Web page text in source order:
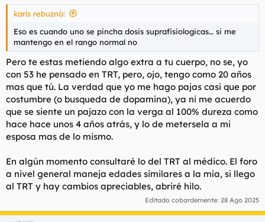
karls rebuznó:
Eso es cuando uno se pincha dosis suprafisiologicas… si me
mantengo en el rango normal no
Pero te estas metiendo algo extra a tu cuerpo, no se, yo
con 53 he pensado en TRT, pero, ojo, tengo como 20 años
mas que tú. La verdad que yo me hago pajas casi que por
costumbre (o busqueda de dopamina), ya ni me acuerdo
que se siente un pajazo con la verga al 100% dureza como
hace hace unos 4 años atrás, y lo de metersela a mi
esposa mas de lo mismo.
En algún momento consultaré lo del TRT al médico. El foro
a nivel general maneja edades similares a la mía, si llego
al TRT y hay cambios apreciables, abriré hilo.
Editado cobardemente: 28 Ago 2025